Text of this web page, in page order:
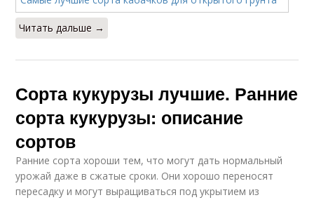
Читать дальше →
Сорта кукурузы лучшие. Ранние
сорта кукурузы: описание
сортов
Ранние сорта хороши тем, что могут дать нормальный
урожай даже в сжатые сроки. Они хорошо переносят
пересадку и могут выращиваться под укрытием из